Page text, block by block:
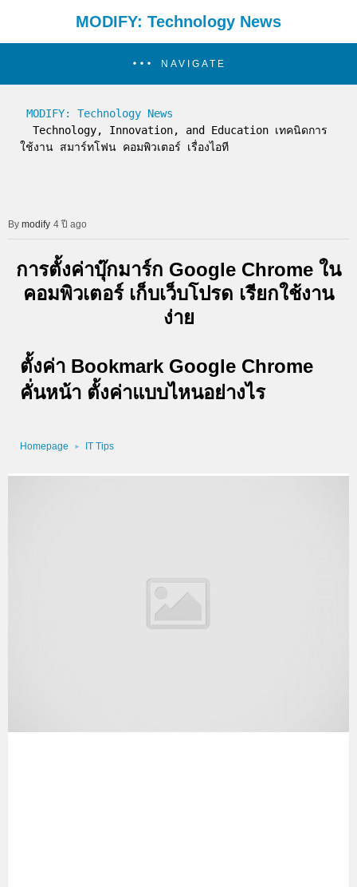
MODIFY: Technology News
NAVIGATE
MODIFY: Technology News
ใช้งาน สมาร์ทโฟน คอมพิวเตอร์ เรื่องไอที
modify 4 ปี ago
การตั้งค่าบุ๊กมาร์ก Google Chrome ใน
คอมพิวเตอร์ เก็บเว็บโปรด เรียกใช้งาน
ง่าย
ตั้งค่า Bookmark Google Chrome
คั่นหน้า ตั้งค่าแบบไหนอย่างไร
Homepage IT Tips